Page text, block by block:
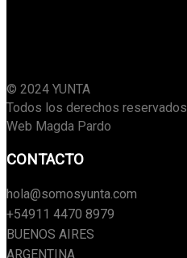
© 2024 YUNTA
Todos los derechos reservados
Web Magda Pardo
CONTACTO
hola@somosyunta.com
+54911 4470 8979
BUENOS AIRES
ARGENTINA